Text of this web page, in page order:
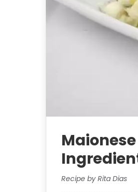
Recipe by Rita Dias